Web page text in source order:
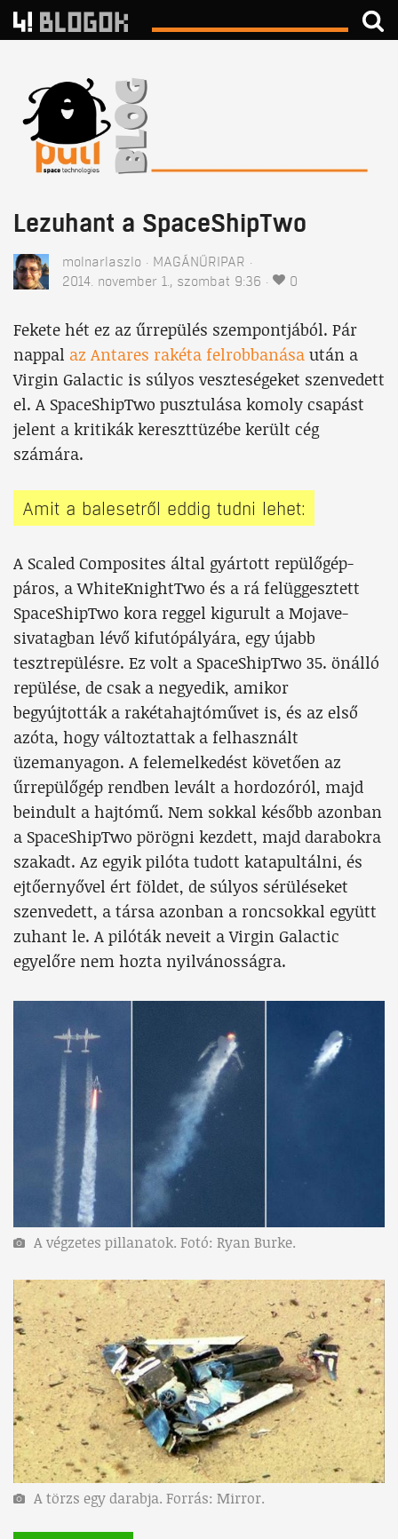
Lezuhant a SpaceShipTwo
molnarlaszlo
MAGÁNŰRIPAR
2014. november 1., szombat 9:36
0
Fekete hét ez az űrrepülés szempontjából. Pár
nappal az Antares rakéta felrobbanása után a
Virgin Galactic is súlyos veszteségeket szenvedett
el. A SpaceShipTwo pusztulása komoly csapást
jelent a kritikák kereszttüzébe került cég
számára.
Amit a balesetről eddig tudni lehet:
A Scaled Composites által gyártott repülőgép-
páros, a WhiteKnightTwo és a rá felüggesztett
SpaceShipTwo kora reggel kigurult a Mojave-
sivatagban lévő kifutópályára, egy újabb
tesztrepülésre. Ez volt a SpaceShipTwo 35. önálló
repülése, de csak a negyedik, amikor
begyújtották a rakétahajtóművet is, és az első
azóta, hogy változtattak a felhasznált
üzemanyagon. A felemelkedést követően az
űrrepülőgép rendben levált a hordozóról, majd
beindult a hajtómű. Nem sokkal később azonban
a SpaceShipTwo pörögni kezdett, majd darabokra
szakadt. Az egyik pilóta tudott katapultálni, és
ejtőernyővel ért földet, de súlyos sérüléseket
szenvedett, a társa azonban a roncsokkal együtt
zuhant le. A pilóták neveit a Virgin Galactic
egyelőre nem hozta nyilvánosságra.
A végzetes pillanatok. Fotó: Ryan Burke.
A törzs egy darabja. Forrás: Mirror.